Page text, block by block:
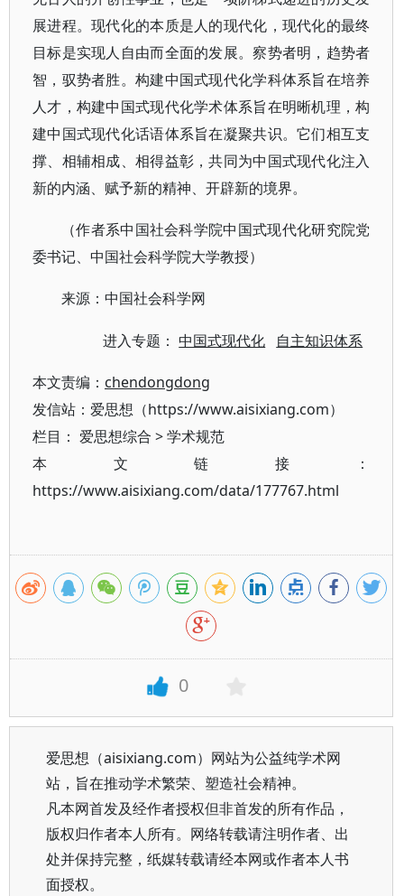
展进程。现代化的本质是人的现代化，现代化的最终
目标是实现人自由而全面的发展。察势者明，趋势者
智，驭势者胜。构建中国式现代化学科体系旨在培养
人才，构建中国式现代化学术体系旨在明晰机理，构
建中国式现代化话语体系旨在凝聚共识。它们相互支
撑、相辅相成、相得益彰，共同为中国式现代化注入
新的内涵、赋予新的精神、开辟新的境界。
（作者系中国社会科学院中国式现代化研究院党
委书记、中国社会科学院大学教授）
来源：中国社会科学网
进入专题：中国式现代化 自主知识体系
本文责编： chendongdong
发信站：爱思想（https://www.aisixiang.com）
栏目： 爱思想综合 >学术规范
本文链接：
https://www.aisixiang.com/data/177767.html
0
爱思想（aisixiang.com）网站为公益纯学术网
站，旨在推动学术繁荣、塑造社会精神。
凡本网首发及经作者授权但非首发的所有作品，
版权归作者本人所有。网络转载请注明作者、出
处并保持完整，纸媒转载请经本网或作者本人书
面授权。